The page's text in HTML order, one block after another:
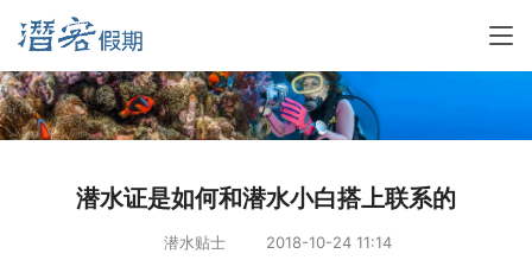
潜水证是如何和潜水小白搭上联系的
潜水贴士 2018-10-24 11:14